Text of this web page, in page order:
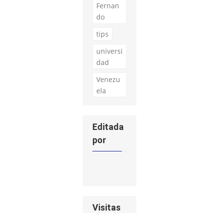
Fernan
do
tips
universi
dad
Venezu
ela
Editada
por
Visitas